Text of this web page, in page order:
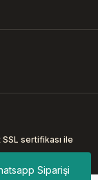
Siparişi
sertifikası ile